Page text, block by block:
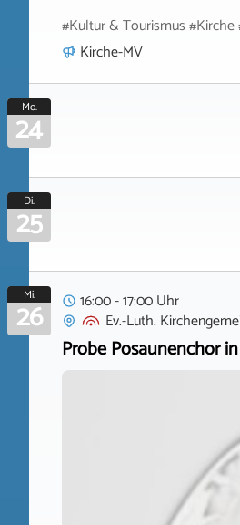
#Kultur & Tourismus
Kirche-MV
Mo.
24
Di.
25
Mi.
26
16:00 - 17:00 Uhr
Ev.-Luth.
Probe Posaunenchor